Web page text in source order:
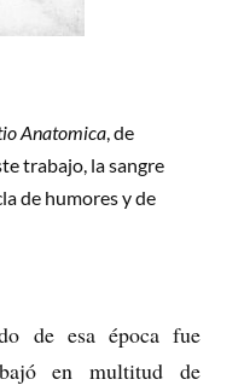
Anatomica, de
trabajo, la sangre
de humores y de
de esa época fue
en multitud de